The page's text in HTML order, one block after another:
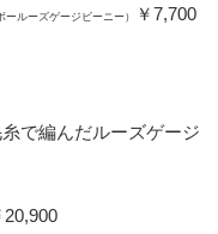
ールーズゲージビーニー） ￥7,700
で編んだルーズゲージ
20,900